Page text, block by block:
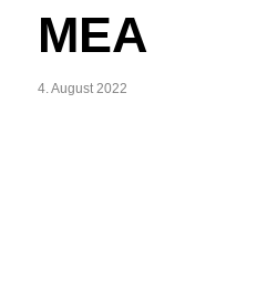
MEA
4. August 2022